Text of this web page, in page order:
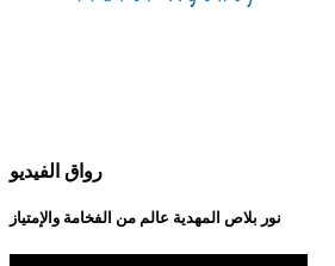
رواق الفيديو
نور بلاص المهدية عالم من الفخامة والإمتياز